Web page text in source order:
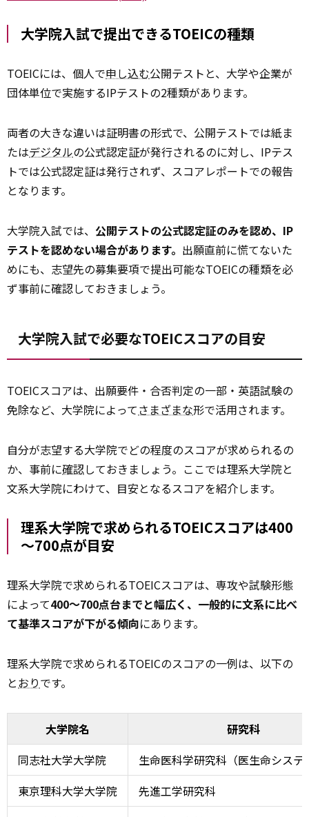
大学院入試で提出できるTOEICの種類
TOEICには、個人で申し込む公開テストと、大学や企業が
団体単位で実施するIPテストの2種類があります。
両者の大きな違いは証明書の形式で、公開テストでは紙ま
たはデジタルの公式認定証が発行されるのに対し、IPテス
トでは公式認定証は発行されず、スコアレポートでの報告
となります。
大学院入試では、 公開テストの公式認定証のみを認め、IP
テストを認めない場合があります。 出願直前に慌てないた
めにも、志望先の募集要項で提出可能なTOEICの種類を必
ず事前に確認しておきましょう。
大学院入試で必要なTOEICスコアの目安
TOEICスコアは、出願要件・合否判定の一部・英語試験の
免除など、大学院によってさまざまな形で活用されます。
自分が志望する大学院でどの程度のスコアが求められるの
か、事前に確認しておきましょう。ここでは理系大学院と
文系大学院にわけて、目安となるスコアを紹介します。
理系大学院で求められるTOEICスコアは400
～700点が目安
理系大学院で求められるTOEICスコアは、専攻や試験形態
によって400〜700点台までと幅広く、一般的に文系に比べ
て基準スコアが下がる傾向にあります。
理系大学院で求められるTOEICのスコアの一例は、以下の
とおりです。
大学院名
研究科
同志社大学大学院
生命医科学研究科（医生命システ
東京理科大学大学院
先進工学研究科